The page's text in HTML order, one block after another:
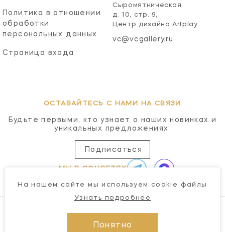
Политика в отношении
обработки
персональных данных
Страница входа
Сыромятническая
д. 10, стр. 9,
Центр дизайна Artplay
vc@vcgallery.ru
ОСТАВАЙТЕСЬ С НАМИ НА СВЯЗИ
Будьте первыми, кто узнает о наших новинках и
уникальных предложениях.
Подписаться
МЫ В СОЦСЕТЯХ
На нашем сайте мы используем cookie файлы
Узнать подробнее
Понятно